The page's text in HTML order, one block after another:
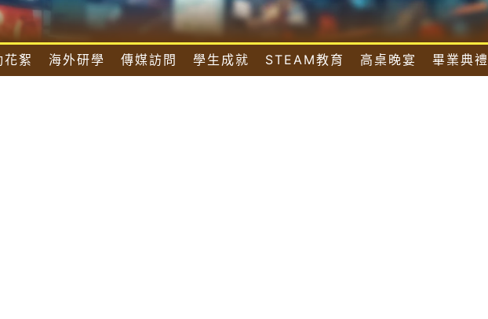
花絮 海外研學 傳媒訪問 學生成就 STEAM教育 高桌晚宴 畢業典禮